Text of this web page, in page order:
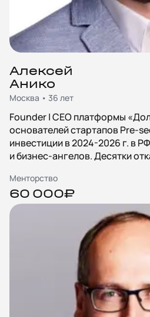
Алексей
Анико
Москва • 36 лет
Founder | CEO платформы
основателей стартапов Pre-
инвестиции в 2024-2026 г. в
и бизнес-ангелов. Десятки
Менторство
60 000₽